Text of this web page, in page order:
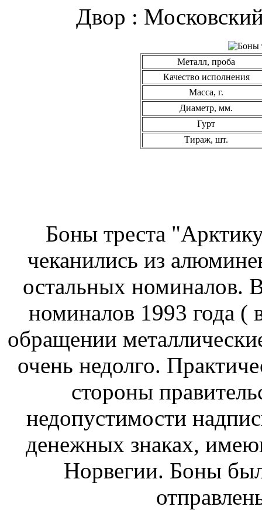
Двор :
Металл, проба
Качество исполнения
Масса, г.
Диаметр, мм.
Гурт
Тираж, шт.
Боны треста
чеканились из
остальных номиналов.
номиналов 1993 года (
обращении
очень недолго.
стороны
недопустимости
денежных знаках,
Норвегии. Боны